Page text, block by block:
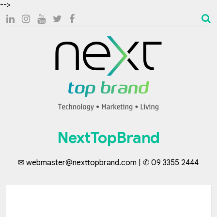
-->
NextTopBrand
✉ webmaster@nexttopbrand.com | ✆ 09 3355 2444